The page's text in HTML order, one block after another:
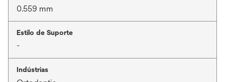
0.559 mm
Estilo de Suporte
-
Indústrias